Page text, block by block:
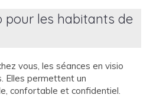
pour les habitants de
vous, les séances en visio
Elles permettent un
confortable et confidentiel.